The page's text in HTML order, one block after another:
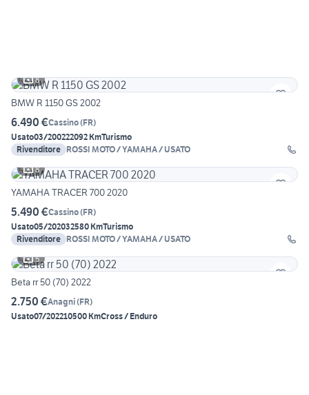
8
BMW R 1150 GS 2002
6.490 €Cassino(FR)
Usato03/200222092 KmTurismo
Rivenditore ROSSI MOTO / YAMAHA / USATO
8
YAMAHA TRACER 700 2020
5.490 €Cassino(FR)
Usato05/202032580 KmTurismo
Rivenditore ROSSI MOTO / YAMAHA / USATO
5
Beta rr 50 (70) 2022
2.750 €Anagni(FR)
Usato07/202210500 KmCross / Enduro